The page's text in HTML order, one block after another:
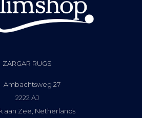
ZARGAR RUGS
Ambachtsweg 27
2222 AJ
aan Zee, Netherlands